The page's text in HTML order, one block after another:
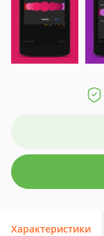
Характеристики